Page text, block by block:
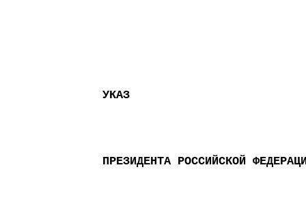
УКАЗ
ПРЕЗИДЕНТА РОССИЙСКОЙ